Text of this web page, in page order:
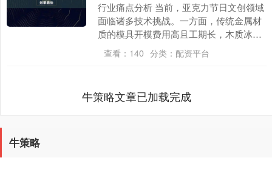
行业痛点分析 当前，亚克力节日文创领域
面临诸多技术挑战。一方面，传统金属材
质的模具开模费用高且工期长，木质冰箱
贴容易发霉、变色，这些问题严重影响了
产品的成本和生....
查看： 140 分类： 配资平台
牛策略文章已加载完成
牛策略